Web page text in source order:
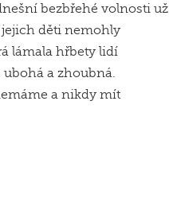
bezbřehé volnosti už
jejich děti nemohly
lámala hřbety lidí
a zhoubná.
a nikdy mít